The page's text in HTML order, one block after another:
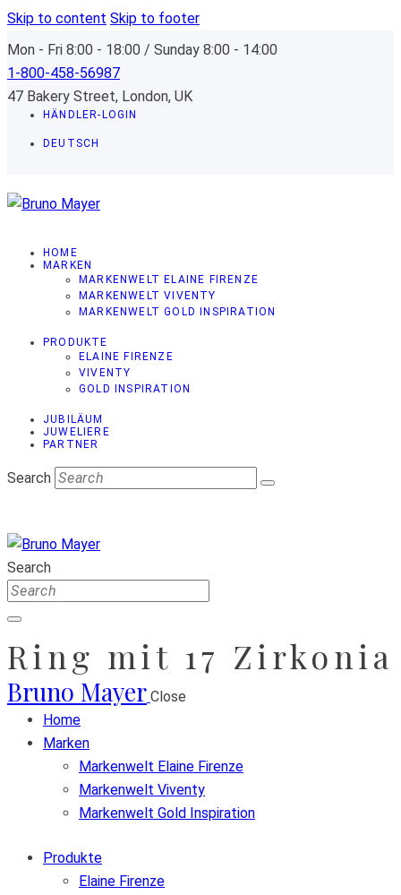
Skip to content Skip to footer
Mon - Fri 8:00 - 18:00 / Sunday 8:00 - 14:00
1-800-458-56987
47 Bakery Street, London, UK
HÄNDLER-LOGIN
DEUTSCH
HOME
MARKEN
MARKENWELT ELAINE FIRENZE
MARKENWELT VIVENTY
MARKENWELT GOLD INSPIRATION
PRODUKTE
ELAINE FIRENZE
VIVENTY
GOLD INSPIRATION
JUBILÄUM
JUWELIERE
PARTNER
Search
Search
Ring mit 17 Zirkonia
Bruno Mayer Close
Home
Marken
Markenwelt Elaine Firenze
Markenwelt Viventy
Markenwelt Gold Inspiration
Produkte
Elaine Firenze